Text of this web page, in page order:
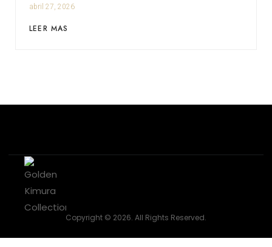
abril 27, 2026
LEER MAS
Copyright © 2026. All Rights Reserved.